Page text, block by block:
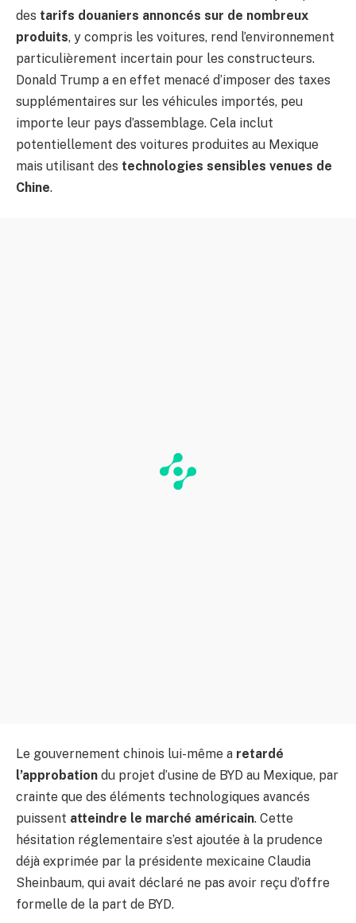
des tarifs douaniers annoncés sur de nombreux
produits, y compris les voitures, rend l’environnement
particulièrement incertain pour les constructeurs.
Donald Trump a en effet menacé d’imposer des taxes
supplémentaires sur les véhicules importés, peu
importe leur pays d’assemblage. Cela inclut
potentiellement des voitures produites au Mexique
mais utilisant des technologies sensibles venues de
Chine.
Le gouvernement chinois lui-même a retardé
l’approbation du projet d’usine de BYD au Mexique, par
crainte que des éléments technologiques avancés
puissent atteindre le marché américain. Cette
hésitation réglementaire s’est ajoutée à la prudence
déjà exprimée par la présidente mexicaine Claudia
Sheinbaum, qui avait déclaré ne pas avoir reçu d’offre
formelle de la part de BYD.